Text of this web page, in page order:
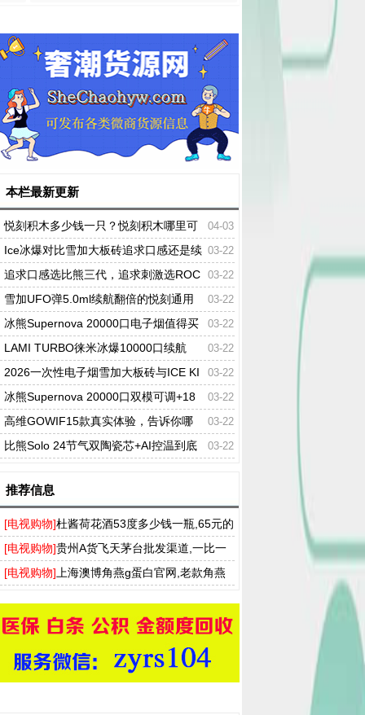
栏最新更新
04-03
悦刻积木多少钱一只？悦刻积木哪里可
以买到 03-22
Ice冰爆对比雪加大板砖追求口感还是续
航? 03-22
追求口感选比熊三代，追求刺激选ROC
KET小火箭 03-22
雪加UFO弹5.0ml续航翻倍的悦刻通用
弹是否值得入手? 03-22
冰熊Supernova 20000口电子烟值得买
吗?实测可调功率/吸阻和超长续航 03-22
LAMI TURBO徕米冰爆10000口续航
+双模式切换一次性电子烟? 03-22
2026一次性电子烟雪加大板砖与ICE KI
NG冰神，谁才是真正的万口之王? 03-22
冰熊Supernova 20000口双模可调+18
ml大容量，一次性能用半个月是真的吗? 03-22
高维GOWIF15款真实体验，告诉你哪
个口味最好抽（附推荐榜） 03-22
比熊Solo 24节气双陶瓷芯+AI控温到底
荐信息
[电视购物]杜酱荷花酒53度多少钱一瓶,65元的
香柔酱香型做口粮还不错
[电视购物]贵州A货飞天茅台批发渠道,一比一
茅台飞天一手货到付款
[电视购物] 上海澳博角燕g蛋白官网,老款角燕